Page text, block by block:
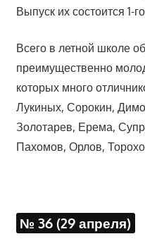
Выпуск их состоится 1-
Всего в летной школе
преимущественно
которых много
Лукиных, Сорокин,
Золотарев, Ерема,
Пахомов, Орлов,
№ 36 (29 апреля)